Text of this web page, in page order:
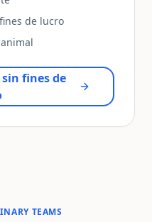
de lucro
fines de
TEAMS